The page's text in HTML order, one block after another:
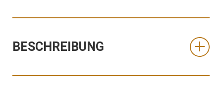
BESCHREIBUNG